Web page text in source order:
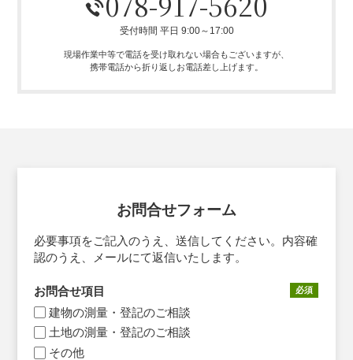
受付時間 平日 9:00～17:00
現場作業中等で電話を受け取れない場合もございますが、
携帯電話から折り返しお電話差し上げます。
お問合せフォーム
必要事項をご記入のうえ、送信してください。 内容確
認のうえ、メールにて返信いたします。
お問合せ項目 必須
建物の測量・登記のご相談
土地の測量・登記のご相談
その他